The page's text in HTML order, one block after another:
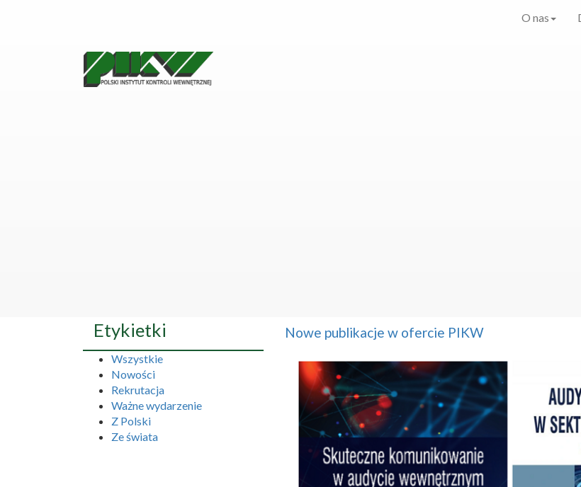
O nas
Nowe publikacje w ofercie PIKW
Etykietki
Wszystkie
Nowości
Rekrutacja
Ważne wydarzenie
Z Polski
Ze świata